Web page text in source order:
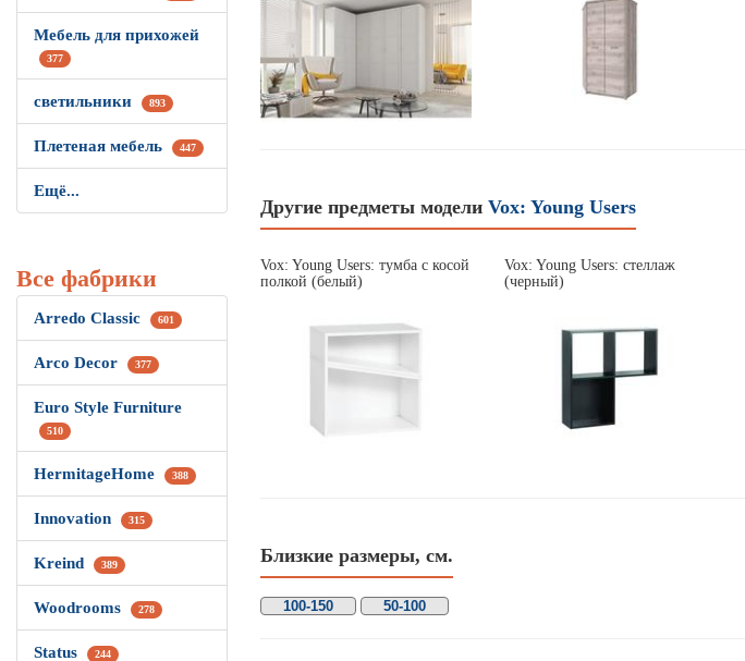
Мебель для прихожей
377
светильники 893
Плетеная мебель 447
Ещё...
Все фабрики
Arredo Classic 601
Arco Decor 377
Euro Style Furniture
510
HermitageHome 388
Innovation 315
Kreind 389
Woodrooms 278
Status 244
Другие предметы модели Vox: Young Users
Vox: Young Users: тумба с косой
полкой (белый)
Vox: Young Users: стеллаж
(черный)
Близкие размеры, см.
100-150 50-100